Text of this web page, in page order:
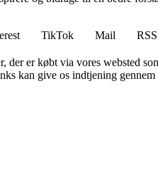
TikTok Mail
RSS
er købt via vores websted
kan give os indtjening